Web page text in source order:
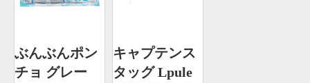
ぶんぶんポン
チョ グレー
キャプテンス
タッグ Lpule